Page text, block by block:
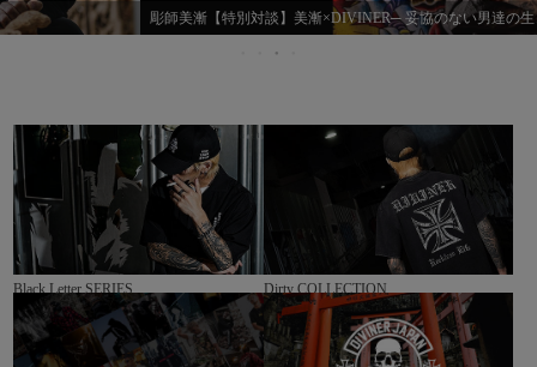
彫師美漸【特別対談】美漸×DIVINER─ 妥協のない男達の生き様 ─
Black Letter SERIES Dirty COLLECTION